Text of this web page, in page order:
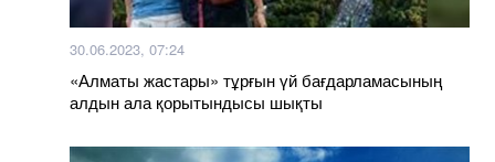
30.06.2023, 07:24
«Алматы жастары» тұрғын үй бағдарламасының
алдын ала қорытындысы шықты